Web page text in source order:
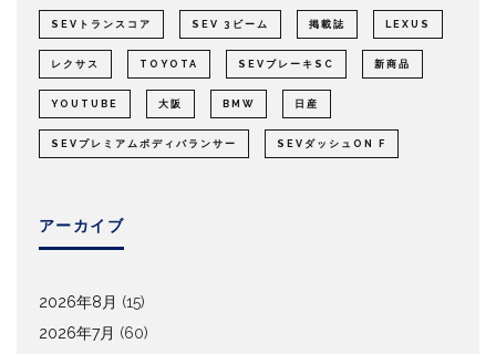
SEVトランスコア SEV 3ビーム 掲載誌 LEXUS
レクサス TOYOTA SEVブレーキSC 新商品
YOUTUBE 大阪 BMW 日産
SEVプレミアムボディバランサー SEVダッシュON F
アーカイブ
2026年8月 (15)
2026年7月 (60)